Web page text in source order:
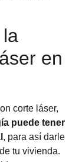
en
corte láser,
puede tener
, para así darle
tu vivienda.